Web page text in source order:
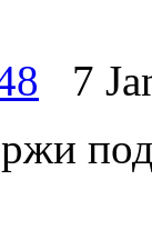
7